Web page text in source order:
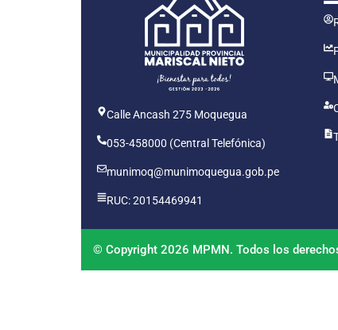
Calle Ancash 275 Moquegua
053-458000 (Central Telefónica)
munimoq@munimoquegua.gob.pe
RUC: 20154469941
© Copyright 2026 MPMN. Todos los